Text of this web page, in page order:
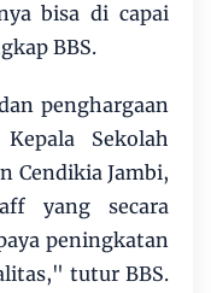
bisa di capai
BBS.
penghargaan
Sekolah
Cendikia Jambi,
yang secara
peningkatan
tutur BBS.